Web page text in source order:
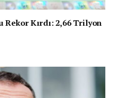
Rekor Kırdı: 2,66 Trilyon